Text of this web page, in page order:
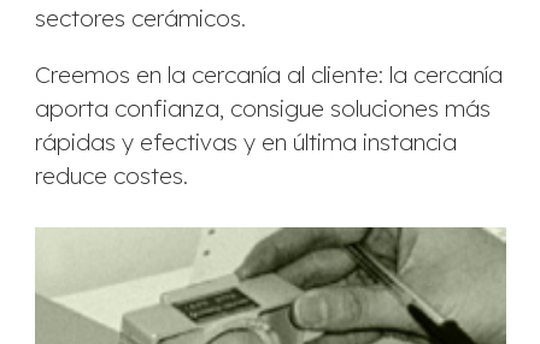
sectores cerámicos.
Creemos en la cercanía al cliente: la cercanía
aporta confianza, consigue soluciones más
rápidas y efectivas y en última instancia
reduce costes.